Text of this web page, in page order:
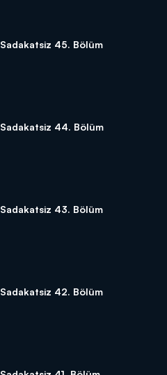
Sadakatsiz 45. Bölüm
Sadakatsiz 44. Bölüm
Sadakatsiz 43. Bölüm
Sadakatsiz 42. Bölüm